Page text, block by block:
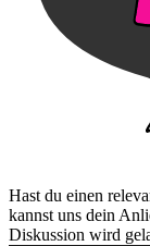
Hast du einen
kannst uns dein
Diskussion wird